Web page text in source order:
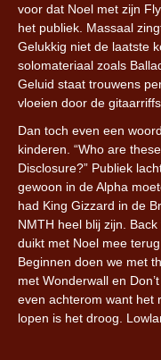
voor dat Noel met zijn
het publiek. Massaal
Gelukkig niet de laatste
solomateriaal zoals
Geluid staat trouwens
vloeien door de gitaarriffs.
Dan toch even een
kinderen. “Who are
Disclosure?” Publiek
gewoon in de Alpha
had King Gizzard in de
NMTH heel blij zijn.
duikt met Noel mee
Beginnen doen we met
met Wonderwall en
even achterom want het
lopen is het droog.